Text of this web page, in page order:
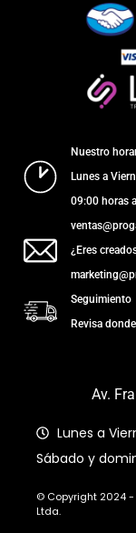
Nuestro
Lunes a
09:00 horas
¿Eres
Seguimiento
Revisa
Av.
Lunes a
Sábado y
© Copyright 2024 -
Ltda.